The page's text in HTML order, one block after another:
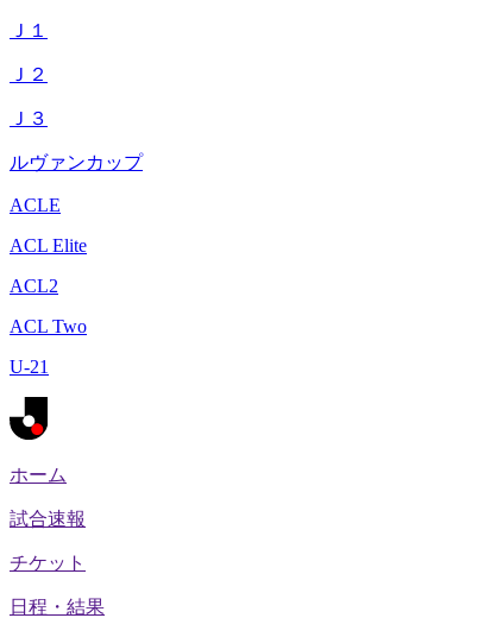
Ｊ１
Ｊ２
Ｊ３
ルヴァンカップ
ACLE
ACL Elite
ACL2
ACL Two
U-21
ホーム
試合速報
チケット
日程・結果